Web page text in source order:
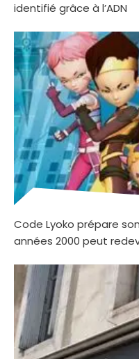
identifié grâce à l’ADN
Code Lyoko prépare
années 2000 peut